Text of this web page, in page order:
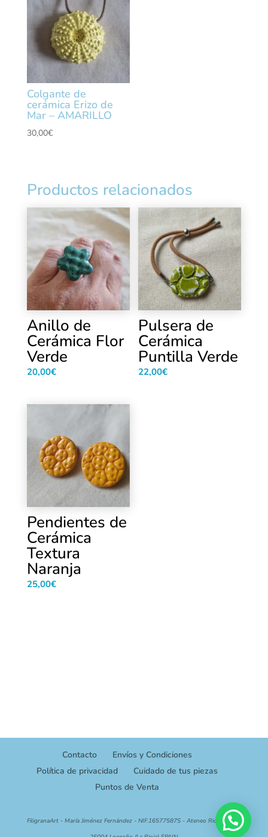
Colgante de
cerámica Erizo de
Mar – AMARILLO
30,00€
Productos relacionados
Anillo de
Cerámica Flor
Verde
20,00€
Pulsera de
Cerámica
Puntilla Verde
22,00€
Pendientes de
Cerámica
Textura
Naranja
25,00€
Contacto
Envíos y Condiciones
Política de privacidad
Cuidado de tus piezas
Puntos de Venta
FiligranaArt - María Jiménez Fernández - NIF.16577587S - Ateneo Riojano,14 -
¡CUÉNTAME!